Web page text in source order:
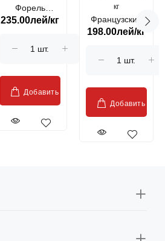
Форель
лососевая
Moldovenesc"
235.00лей/кг
Добавить
кг
Французский
гриль, кг
198.00лей/кг
Добавить